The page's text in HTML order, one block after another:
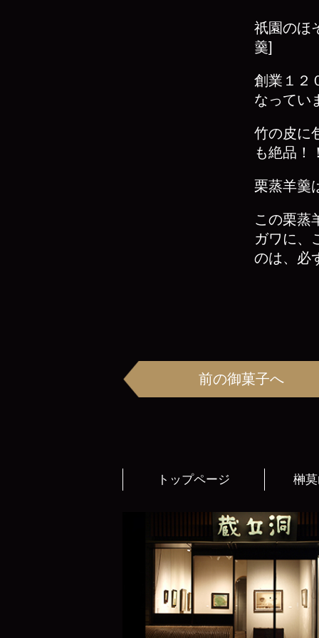
祇園のほ
羹]
創業１２
なってい
竹の皮に
も絶品！
栗蒸羊羹
この栗蒸
ガワに、
のは、必
前の御菓子へ
トップページ 榊